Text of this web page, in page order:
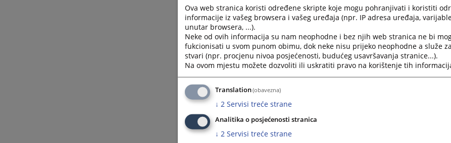
Broj telefona - Sekretar suda
Broj faxa
037/476-538 ili 539
Odjeljenje suda u Bužimu
Elektronska pošta
037/410-740
Ova web stranica koristi određene skripte koje mogu pohranjivati i koristiti
informacije iz vašeg browsera i vašeg uređaja (npr. IP adresa uređaja,
unutar browsera, ...).
Neke od ovih informacija su nam neophodne i bez njih web stranica ne bi
fukcionisati u svom punom obimu, dok neke nisu prijeko neophodne a služe
stvari (npr. procjenu nivoa posjećenosti, budućeg usavršavanja stranice...).
Na ovom mjestu možete dozvoliti ili uskratiti pravo na korištenje tih
Translation(obavezna)
↓ 2 Servisi treće strane
Analitika o posjećenosti stranica
↓ 2 Servisi treće strane